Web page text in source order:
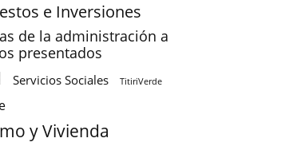
e Inversiones
de la administración a
presentados
Servicios Sociales TitiriVerde
y Vivienda